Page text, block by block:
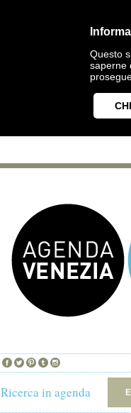
Questo
saperne
Ricerca in agenda